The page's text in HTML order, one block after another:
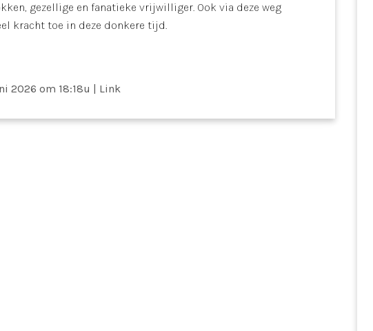
gezellige en fanatieke vrijwilliger. Ook via deze weg
kracht toe in deze donkere tijd.
2026 om 18:18u | Link